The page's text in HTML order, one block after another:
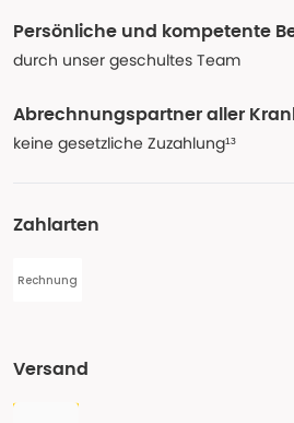
Persönliche und kompetente
durch unser geschultes Team
Abrechnungspartner aller
keine gesetzliche Zuzahlung¹³
Zahlarten
Rechnung
Versand